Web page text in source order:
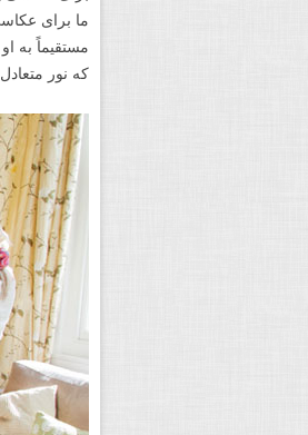
ما برای
مستقیماً به
که نور